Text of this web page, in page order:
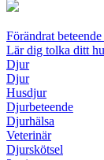
Förändrat
Lär dig tolka ditt
Djur
Djur
Husdjur
Djurbeteende
Djurhälsa
Veterinär
Djurskötsel